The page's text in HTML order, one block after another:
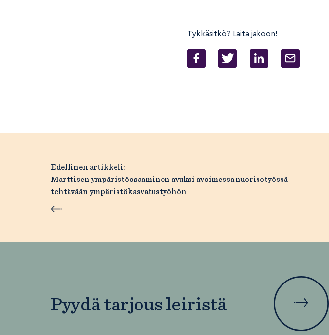
Tykkäsitkö? Laita jakoon!
Artikkelien
Edellinen artikkeli:
Marttisen ympäristöosaaminen avuksi avoimessa nuorisotyössä
tehtävään ympäristökasvatustyöhön
Pyydä tarjous leiristä